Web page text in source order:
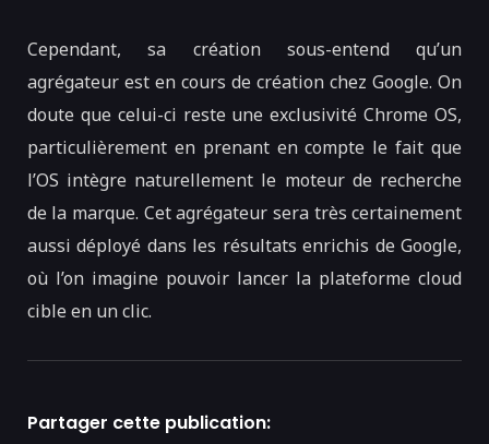
Cependant, sa création sous-entend qu’un
agrégateur est en cours de création chez Google. On
doute que celui-ci reste une exclusivité Chrome OS,
particulièrement en prenant en compte le fait que
l’OS intègre naturellement le moteur de recherche
de la marque. Cet agrégateur sera très certainement
aussi déployé dans les résultats enrichis de Google,
où l’on imagine pouvoir lancer la plateforme cloud
cible en un clic.
Partager cette publication: